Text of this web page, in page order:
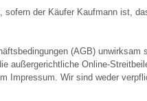
der Käufer Kaufmann ist,
(AGB)
außergerichtliche Online-
Impressum. Wir sind weder